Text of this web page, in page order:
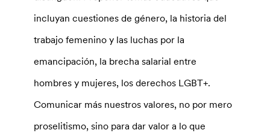
incluyan cuestiones de género, la historia del
trabajo femenino y las luchas por la
emancipación, la brecha salarial entre
hombres y mujeres, los derechos LGBT+.
Comunicar más nuestros valores, no por mero
proselitismo, sino para dar valor a lo que